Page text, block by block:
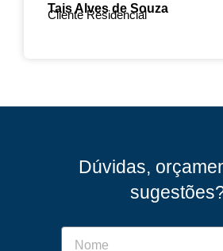
Tais Alves de Souza
Cliente Residencial
Dúvidas,